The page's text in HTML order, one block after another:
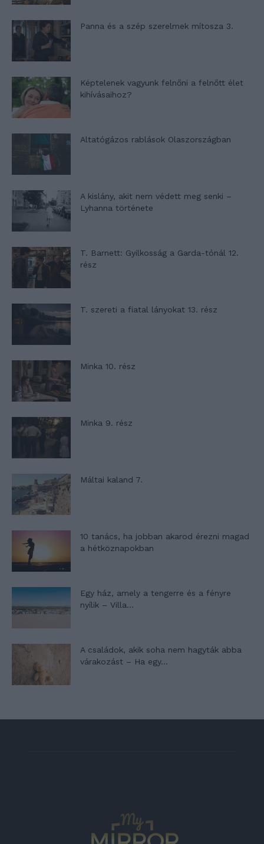
Panna és a szép szerelmek mítosza 3.
Képtelenek vagyunk felnőni a felnőtt élet
kihívásaihoz?
Altatógázos rablások Olaszországban
A kislány, akit nem védett meg senki –
Lyhanna története
T. Barnett: Gyilkosság a Garda-tónál 12.
rész
T. szereti a fiatal lányokat 13. rész
Minka 10. rész
Minka 9. rész
Máltai kaland 7.
10 tanács, ha jobban akarod érezni magad
a hétköznapokban
Egy ház, amely a tengerre és a fényre
nyílik – Villa...
A családok, akik soha nem hagyták abba
várakozást – Ha egy...